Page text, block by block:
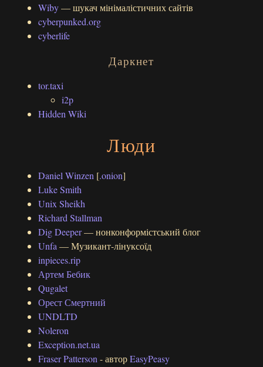
Wiby— шукач мінімалістичних сайтів
cyberpunked.org
cyberlife
Даркнет
tor.taxi
i2p
Hidden Wiki
Люди
Daniel Winzen[.onion]
Luke Smith
Unix Sheikh
Richard Stallman
Dig Deeper— нонконформістський блог
Unfa— Музикант-лінуксоїд
inpieces.rip
Артем Бебик
Qugalet
Орест Смертний
UNDLTD
Noleron
Exception.net.ua
Fraser Patterson- авторEasyPeasy